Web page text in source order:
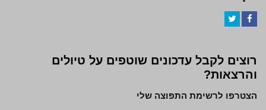
רוצים לקבל עדכונים שוטפים על טיולים
והרצאות?
הצטרפו לרשימת התפוצה שלי